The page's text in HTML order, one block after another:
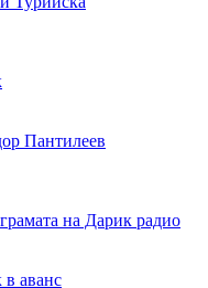
Пантилеев
на Дарик радио
аванс